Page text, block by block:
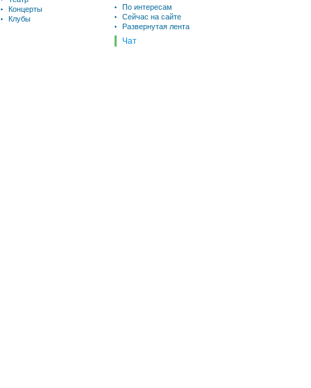
Концерты
Клубы
По интересам
Сейчас на сайте
Развернутая лента
Чат